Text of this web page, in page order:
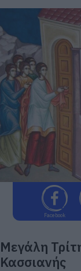
Facebook
Μεγάλη
Κασσιανής